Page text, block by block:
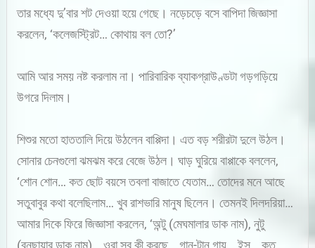
তার মধ্যে দু’বার শট দেওয়া হয়ে গেছে। নড়েচড়ে বসে বাপিদা জিজ্ঞাসা
করলেন, ‘কলেজস্ট্রিট… কোথায় বল তো?’
আমি আর সময় নষ্ট করলাম না। পারিবারিক ব্যাকগ্রাউণ্ডটা গড়গড়িয়ে
উগরে দিলাম।
শিশুর মতো হাততালি দিয়ে উঠলেন বাপ্পিদা। এত বড় শরীরটা দুলে উঠল।
সোনার চেনগুলো ঝমঝম করে বেজে উঠল। ঘাড় ঘুরিয়ে বাপ্পাকে বললেন,
‘শোন শোন… কত ছোট বয়সে তবলা বাজাতে যেতাম… তোদের মনে আছে
সতুবাবুর কথা বলেছিলাম… খুব রাশভারি মানুষ ছিলেন। তেমনই দিলদরিয়া…
আমার দিকে ফিরে জিজ্ঞাসা করলেন, ‘অন্টু (মেঘমালার ডাক নাম), নুটু
(বনছায়ার ডাক নাম)… ওরা সব কী করছে… গান-টান গায়… ইস্‌… কত